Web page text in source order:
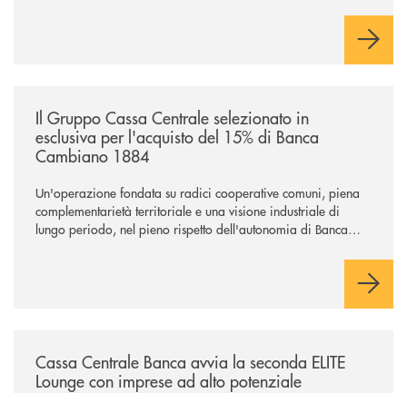
comuni e sulla prossimità ai territori, per ampliare l’offerta e
Il Gruppo Cassa Centrale selezionato in
esclusiva per l'acquisto del 15% di Banca
Cambiano 1884
Un'operazione fondata su radici cooperative comuni, piena
complementarietà territoriale e una visione industriale di
lungo periodo, nel pieno rispetto dell'autonomia di Banca
negoziazione esclusiva per la finalizzazione dell’operazione.
Cassa Centrale Banca avvia la seconda ELITE
Lounge con imprese ad alto potenziale